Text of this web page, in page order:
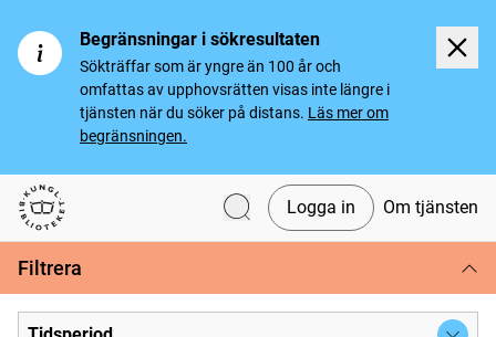
Begränsningar i sökresultaten
Sökträffar som är yngre än 100 år och
omfattas av upphovsrätten visas inte längre i
tjänsten när du söker på distans. Läs mer om
begränsningen.
Svenska tidningar
Logga in Om tjänsten
Filtrera